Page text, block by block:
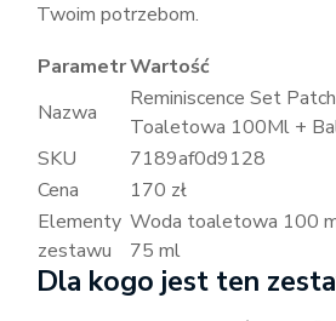
Twoim potrzebom.
ParametrWartość
Nazwa
Reminiscence Set
Toaletowa 100Ml +
SKU
7189af0d9128
Cena
170 zł
Elementy
zestawu
Woda toaletowa 100
75 ml
Dla kogo jest ten